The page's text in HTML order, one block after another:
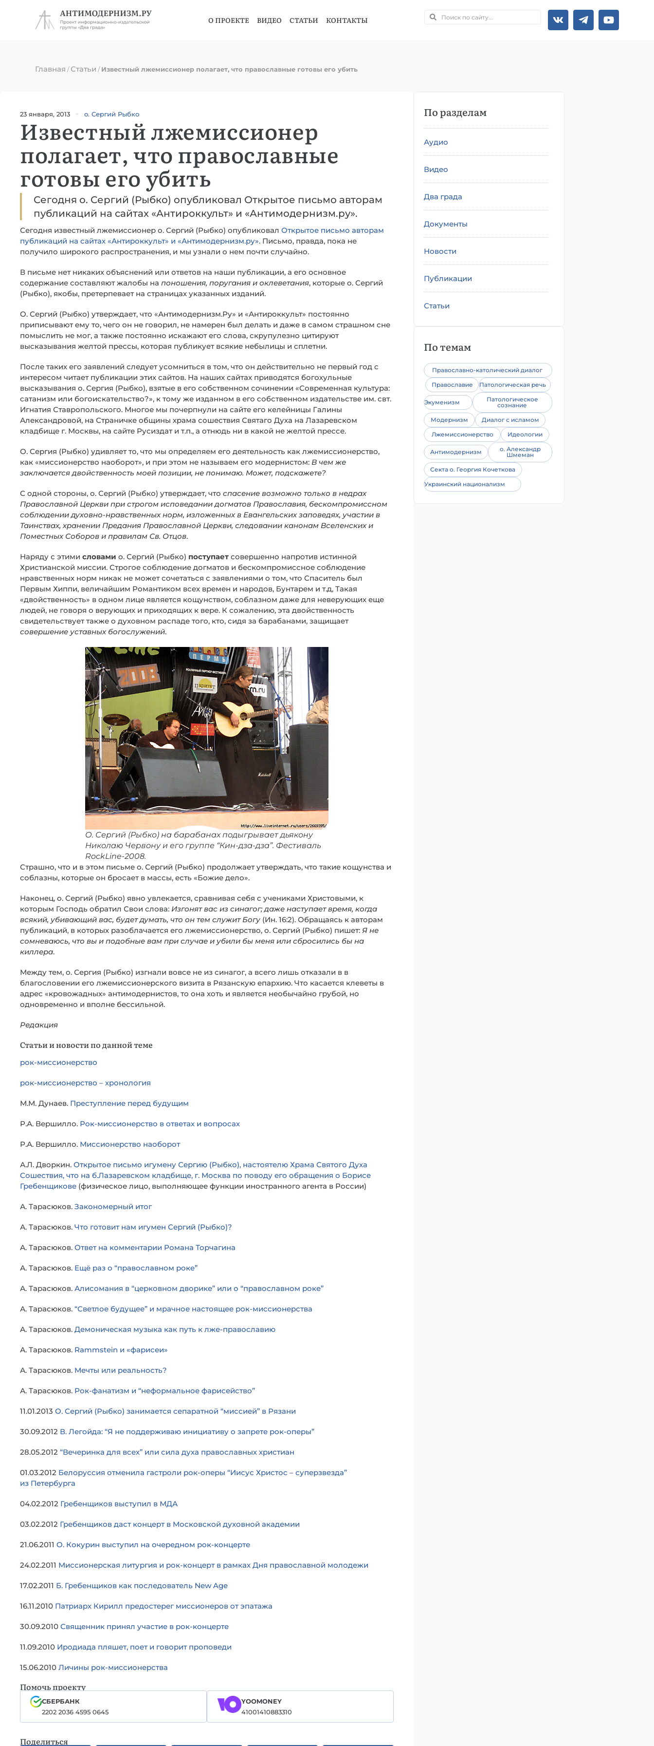
О ПРОЕКТЕ ВИДЕО СТАТЬИ КОНТАКТЫ
Главная /Статьи /Известный лжемиссионер полагает, что православные готовы его убить
23 января, 2013 о. Сергий Рыбко
Известный лжемиссионер
полагает, что православные
готовы его убить
Сегодня о. Сергий (Рыбко) опубликовал Открытое письмо авторам
публикаций на сайтах «Антироккульт» и «Антимодернизм.ру».
Сегодня известный лжемиссионер о. Сергий (Рыбко) опубликовал Открытое письмо авторам
публикаций на сайтах «Антироккульт» и «Антимодернизм.ру». Письмо, правда, пока не
получило широкого распространения, и мы узнали о нем почти случайно.
В письме нет никаких объяснений или ответов на наши публикации, а его основное
содержание составляют жалобы на поношения, поругания и оклеветания, которые о. Сергий
(Рыбко), якобы, претерпевает на страницах указанных изданий.
О. Сергий (Рыбко) утверждает, что «Антимодернизм.Ру» и «Антироккульт» постоянно
приписывают ему то, чего он не говорил, не намерен был делать и даже в самом страшном сне
помыслить не мог, а также постоянно искажают его слова, скрупулезно цитируют
высказывания желтой прессы, которая публикует всякие небылицы и сплетни.
После таких его заявлений следует усомниться в том, что он действительно не первый год с
интересом читает публикации этих сайтов. На наших сайтах приводятся богохульные
высказывания о. Сергия (Рыбко), взятые в его собственном сочинении «Современная культура:
сатанизм или богоискательство?», к тому же изданном в его собственном издательстве им. свт.
Игнатия Ставропольского. Многое мы почерпнули на сайте его келейницы Галины
Александровой, на Страничке общины храма сошествия Святаго Духа на Лазаревском
кладбище г. Москвы, на сайте Русиздат и т.п., а отнюдь ни в какой не желтой прессе.
О. Сергия (Рыбко) удивляет то, что мы определяем его деятельность как лжемиссионерство,
как «миссионерство наоборот», и при этом не называем его модернистом: В чем же
заключается двойственность моей позиции, не понимаю. Может, подскажете?
С одной стороны, о. Сергий (Рыбко) утверждает, что спасение возможно только в недрах
Православной Церкви при строгом исповедании догматов Православия, бескомпромиссном
соблюдении духовно-нравственных норм, изложенных в Евангельских заповедях, участии в
Таинствах, хранении Предания Православной Церкви, следовании канонам Вселенских и
Поместных Соборов и правилам Св. Отцов.
Наряду с этими словами о. Сергий (Рыбко) поступает совершенно напротив истинной
Христианской миссии. Строгое соблюдение догматов и бескомпромиссное соблюдение
нравственных норм никак не может сочетаться с заявлениями о том, что Спаситель был
Первым Хиппи, величайшим Романтиком всех времен и народов, Бунтарем и т.д, Такая
«двойственность» в одном лице является кощунством, соблазном даже для неверующих еще
людей, не говоря о верующих и приходящих к вере. К сожалению, эта двойственность
свидетельствует также о духовном распаде того, кто, сидя за барабанами, защищает
совершение уставных богослужений.
О. Сергий (Рыбко) на барабанах подыгрывает дьякону
Николаю Червону и его группе “Кин-дза-дза”. Фестиваль
RockLine-2008.
Страшно, что и в этом письме о. Сергий (Рыбко) продолжает утверждать, что такие кощунства и
соблазны, которые он бросает в массы, есть «Божие дело».
Наконец, о. Сергий (Рыбко) явно увлекается, сравнивая себя с учениками Христовыми, к
которым Господь обратил Свои слова: Изгонят вас из синагог; даже наступает время, когда
всякий, убивающий вас, будет думать, что он тем служит Богу (Ин. 16:2). Обращаясь к авторам
публикаций, в которых разоблачается его лжемиссионерство, о. Сергий (Рыбко) пишет: Я не
сомневаюсь, что вы и подобные вам при случае и убили бы меня или сбросились бы на
киллера.
Между тем, о. Сергия (Рыбко) изгнали вовсе не из синагог, а всего лишь отказали в в
благословении его лжемиссионерского визита в Рязанскую епархию. Что касается клеветы в
адрес «кровожадных» антимодернистов, то она хоть и является необычайно грубой, но
одновременно и вполне бессильной.
Редакция
Статьи и новости по данной теме
рок-миссионерство
рок-миссионерство – хронология
М.М. Дунаев. Преступление перед будущим
Р.А. Вершилло. Рок-миссионерство в ответах и вопросах
Р.А. Вершилло. Миссионерство наоборот
А.Л. Дворкин. Открытое письмо игумену Сергию (Рыбко), настоятелю Храма Святого Духа
Сошествия, что на б.Лазаревском кладбище, г. Москва по поводу его обращения о Борисе
Гребенщикове (физическое лицо, выполняющее функции иностранного агента в России)
А. Тарасюков. Закономерный итог
А. Тарасюков. Что готовит нам игумен Сергий (Рыбко)?
А. Тарасюков. Ответ на комментарии Романа Торчагина
А. Тарасюков. Ещё раз о “православном роке”
А. Тарасюков. Алисомания в “церковном дворике” или о “православном роке”
А. Тарасюков. “Светлое будущее” и мрачное настоящее рок-миссионерства
А. Тарасюков. Демоническая музыка как путь к лже-православию
А. Тарасюков. Rammstein и «фарисеи»
А. Тарасюков. Мечты или реальность?
А. Тарасюков. Рок-фанатизм и “неформальное фарисейство”
11.01.2013 О. Сергий (Рыбко) занимается сепаратной “миссией” в Рязани
30.09.2012 В. Легойда: “Я не поддерживаю инициативу о запрете рок-оперы”
28.05.2012 “Вечеринка для всех” или сила духа православных христиан
01.03.2012 Белоруссия отменила гастроли рок-оперы “Иисус Христос – суперзвезда”
из Петербурга
04.02.2012 Гребенщиков выступил в МДА
03.02.2012 Гребенщиков даст концерт в Московской духовной академии
21.06.2011 О. Кокурин выступил на очередном рок-концерте
24.02.2011 Миссионерская литургия и рок-концерт в рамках Дня православной молодежи
17.02.2011 Б. Гребенщиков как последователь New Age
16.11.2010 Патриарх Кирилл предостерег миссионеров от эпатажа
30.09.2010 Священник принял участие в рок-концерте
11.09.2010 Иродиада пляшет, поет и говорит проповеди
15.06.2010 Личины рок-миссионерства
Помочь проекту
СБЕРБАНК
2202 2036 4595 0645
YOOMONEY
41001410883310
Поделиться
По разделам
Аудио
Видео
Два града
Документы
Новости
Публикации
Статьи
По темам
Православно-католический диалог
Православие
Патологическая речь
Экуменизм
Патологическое
сознание
Модернизм
Диалог с исламом
Лжемиссионерство
Идеологии
Антимодернизм
о. Александр
Шмеман
Секта о. Георгия Кочеткова
Украинский национализм